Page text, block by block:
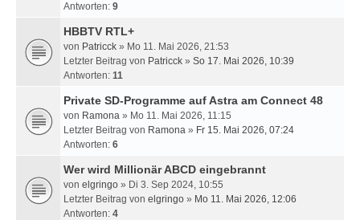
Antworten: 9
HBBTV RTL+
von Patricck » Mo 11. Mai 2026, 21:53
Letzter Beitrag von Patricck » So 17. Mai 2026, 10:39
Antworten: 11
Private SD-Programme auf Astra am Connect 48
von Ramona » Mo 11. Mai 2026, 11:15
Letzter Beitrag von Ramona » Fr 15. Mai 2026, 07:24
Antworten: 6
Wer wird Millionär ABCD eingebrannt
von elgringo » Di 3. Sep 2024, 10:55
Letzter Beitrag von elgringo » Mo 11. Mai 2026, 12:06
Antworten: 4